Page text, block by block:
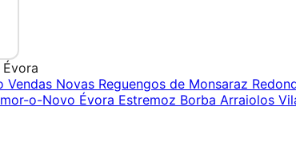
Vendas Novas Reguengos de Monsaraz
o-Novo Évora Estremoz Borba Arraiolos